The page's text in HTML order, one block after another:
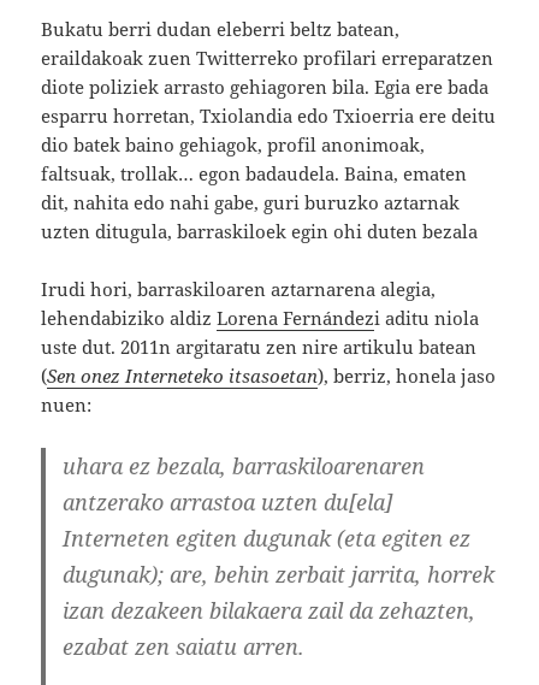
Bukatu berri dudan eleberri beltz batean,
eraildakoak zuen Twitterreko profilari erreparatzen
diote poliziek arrasto gehiagoren bila. Egia ere bada
esparru horretan, Txiolandia edo Txioerria ere deitu
dio batek baino gehiagok, profil anonimoak,
faltsuak, trollak… egon badaudela. Baina, ematen
dit, nahita edo nahi gabe, guri buruzko aztarnak
uzten ditugula, barraskiloek egin ohi duten bezala
Irudi hori, barraskiloaren aztarnarena alegia,
lehendabiziko aldizLorena Fernándezi aditu niola
uste dut. 2011n argitaratu zen nire artikulu batean
(Sen onez Interneteko itsasoetan), berriz, honela jaso
nuen:
uhara ez bezala, barraskiloarenaren
antzerako arrastoa uzten du[ela]
Interneten egiten dugunak (eta egiten ez
dugunak); are, behin zerbait jarrita, horrek
izan dezakeen bilakaera zail da zehazten,
ezabat zen saiatu arren.